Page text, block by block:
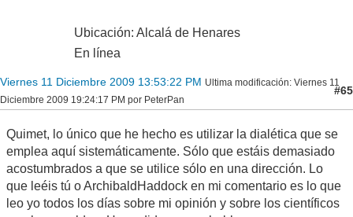
Ubicación: Alcalá de Henares
En línea
Viernes 11 Diciembre 2009 13:53:22 PM Ultima modificación: Viernes 11
Diciembre 2009 19:24:17 PM por PeterPan
#65
Quimet, lo único que he hecho es utilizar la dialética que se
emplea aquí sistemáticamente. Sólo que estáis demasiado
acostumbrados a que se utilice sólo en una dirección. Lo
que leéis tú o ArchibaldHaddock en mi comentario es lo que
leo yo todos los días sobre mi opinión y sobre los científicos